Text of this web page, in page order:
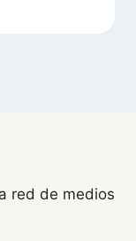
red de medios